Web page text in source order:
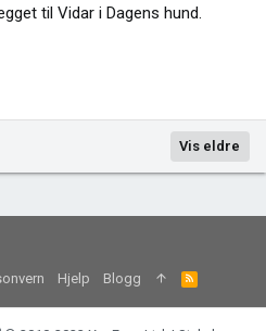
til Vidar i Dagens hund.
Vis eldre
Hjelp Blogg
R
S
S